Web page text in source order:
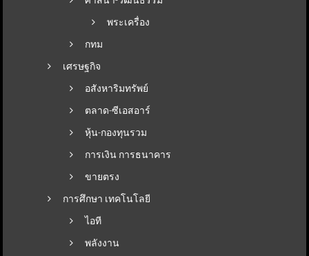
พระเครื่อง
กทม
เศรษฐกิจ
อสังหาริมทรัพย์
ตลาด-ซีเอสอาร์
หุ้น-กองทุนรวม
การเงิน การธนาคาร
ขายตรง
การศึกษา เทคโนโลยี
ไอที
พลังงาน